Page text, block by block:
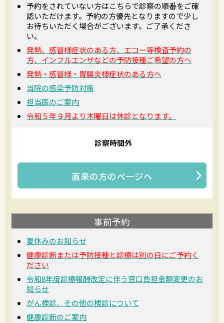
予約をされていない方はこちらで診察の順番をご確
認いただけます。予約の方優先となりますので少し
お待ちいただく場合がございます。ご了承くださ
い。
発熱、感冒様症状のある方、エコー等検査予約の
方、インフルエンザなどの予防接種ご希望の方へ
発熱・感冒様・胃腸炎様症状のある方へ
当院の感染予防対策
担当医のご案内
令和５年９月より木曜日は休診となります。
診察時間外
直来の方のページへ
事前予約
夏休みのお知らせ
健康診断または予防接種と診療は別の日にご予約く
ださい
令和8年度診療報酬改定に伴う窓口負担金額変更のお
知らせ
がん検診、その他の検診について
健康診断のご案内